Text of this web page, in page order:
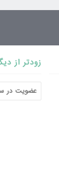
زودتر از